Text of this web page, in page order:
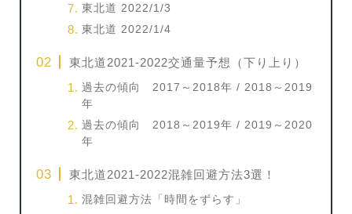
東北道 2022/1/3
東北道 2022/1/4
東北道2021-2022交通量予想（下り上り）
過去の傾向 2017～2018年 / 2018～2019
年
過去の傾向 2018～2019年 / 2019～2020
年
東北道2021-2022混雑回避方法3選！
混雑回避方法「時間をずらす」